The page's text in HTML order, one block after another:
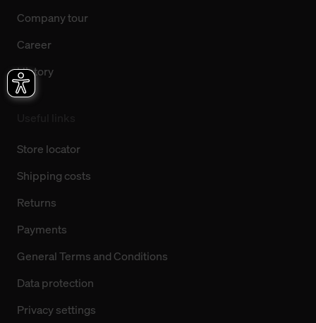
Company tour
Career
History
Store locator
Shipping costs
Returns
Payments
General Terms and Conditions
Data protection
Privacy settings